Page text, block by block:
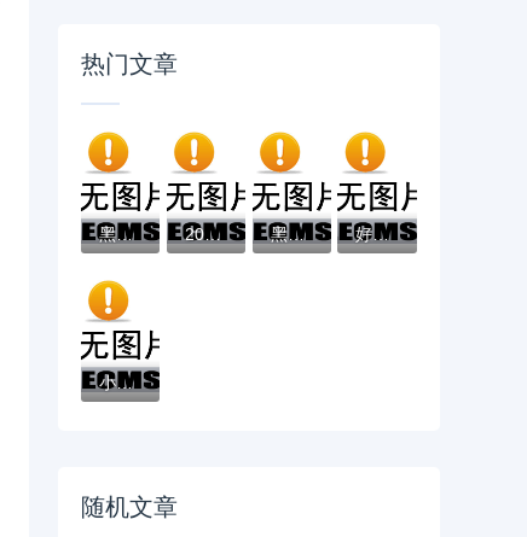
热门文章
黑户有逾期哪里能借到钱啊急用！看这5个黑户... 2025不看征信负债的网贷百分百下款，最新5个... 黑户能下款的app口子有哪些？今天带来10款黑... 好分期哪个口子好下款？老哥实测避坑贷款平...
小辉贷容易下款吗就选这7个4千元黑户无条件...
随机文章